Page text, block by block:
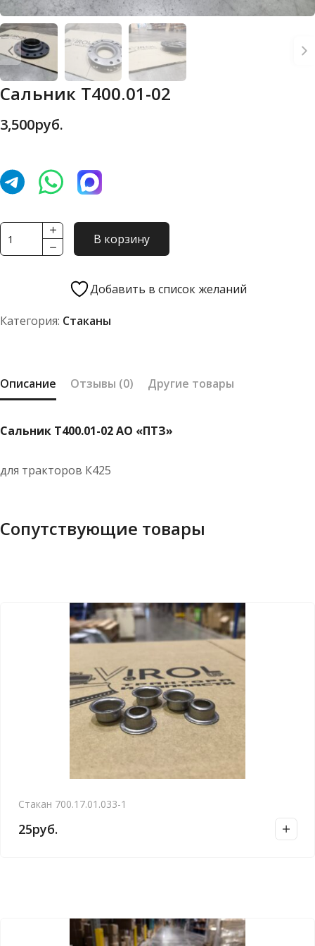
Сальник Т400.01-02
3,500руб.
Количество
товара
В корзину
Добавить в список желаний
Категория: Стаканы
Описание Отзывы (0) Другие товары
Сальник Т400.01-02 АО «ПТЗ»
для тракторов К425
Сопутствующие товары
Стакан 700.17.01.033-1
25руб.